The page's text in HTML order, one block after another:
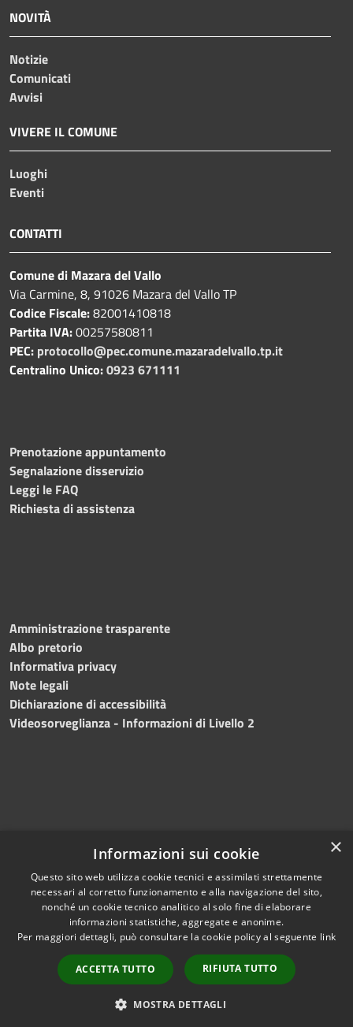
NOVITÀ
Notizie
Comunicati
Avvisi
VIVERE IL COMUNE
Luoghi
Eventi
CONTATTI
Comune di Mazara del Vallo
Via Carmine, 8, 91026 Mazara del Vallo TP
Codice Fiscale:82001410818
Partita IVA:00257580811
PEC: protocollo@pec.comune.mazaradelvallo.tp.it
Centralino Unico:0923 671111
Prenotazione appuntamento
Segnalazione disservizio
Leggi le FAQ
Richiesta di assistenza
Amministrazione trasparente
Albo pretorio
Informativa privacy
Note legali
Dichiarazione di accessibilità
Videosorveglianza - Informazioni di Livello 2
Accessibilità
Privacy
Mappa del sito
Fatturazione Elettronica
Copyright © 2024 •
Comune di Mazara del
Vallo• Powered
byMunicipium• Redazione
×
Informazioni sui cookie
Questo sito web utilizza cookie tecnici e assimilati strettamente
necessari al corretto funzionamento e alla navigazione del sito,
nonché un cookie tecnico analitico al solo fine di elaborare
informazioni statistiche, aggregate e anonime.
Per maggiori dettagli, può consultare la cookie policy al seguente link
ACCETTA TUTTO RIFIUTA TUTTO
MOSTRA DETTAGLI